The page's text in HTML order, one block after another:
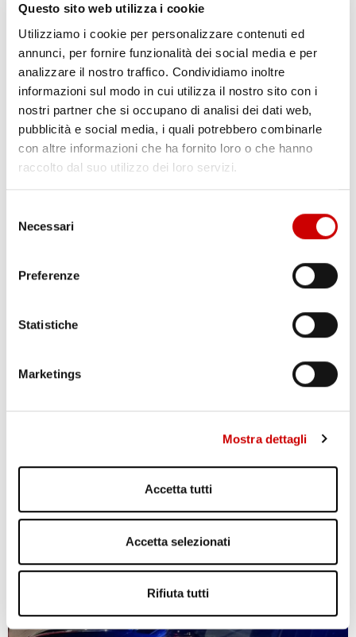
Questo sito web utilizza i cookie
Utilizziamo i cookie per personalizzare contenuti ed
annunci, per fornire funzionalità dei social media e per
analizzare il nostro traffico. Condividiamo inoltre
informazioni sul modo in cui utilizza il nostro sito con i
nostri partner che si occupano di analisi dei dati web,
pubblicità e social media, i quali potrebbero combinarle
con altre informazioni che ha fornito loro o che hanno
raccolto dal suo utilizzo dei loro servizi.
delNecessari
Preferenze
Statistiche
Marketings
Mostra dettagli
Accetta tutti
Accetta selezionati
Rifiuta tutti
MINISTRO PIANTEDOSI A POZZUOLI
Leggi l'articolo
Leggi l'articolo
POZZUOLI: CITTADINI CONTRO GESTIONE EMERGENZA